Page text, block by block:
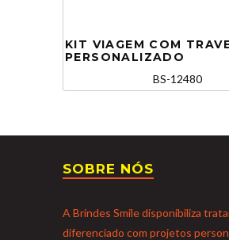
KIT VIAGEM COM
PERSONALIZADO
BS-12480
SOBRE NÓS
A Brindes Smile disponibiliza
diferenciado com projetos